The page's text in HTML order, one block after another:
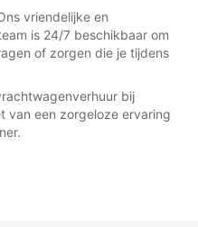
vriendelijke en
is 24/7 beschikbaar om
of zorgen die je tijdens
bij
van een zorgeloze ervaring